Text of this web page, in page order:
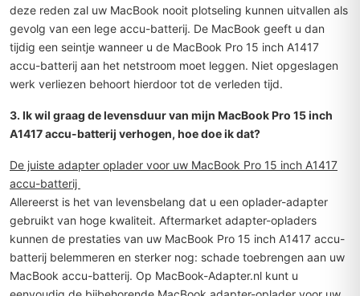
deze reden zal uw MacBook nooit plotseling kunnen uitvallen als
gevolg van een lege accu-batterij. De MacBook geeft u dan
tijdig een seintje wanneer u de MacBook Pro 15 inch A1417
accu-batterij aan het netstroom moet leggen. Niet opgeslagen
werk verliezen behoort hierdoor tot de verleden tijd.
3. Ik wil graag de levensduur van mijn MacBook Pro 15 inch
A1417 accu-batterij verhogen, hoe doe ik dat?
De juiste adapter oplader voor uw MacBook Pro 15 inch A1417
accu-batterij
Allereerst is het van levensbelang dat u een oplader-adapter
gebruikt van hoge kwaliteit. Aftermarket adapter-opladers
kunnen de prestaties van uw MacBook Pro 15 inch A1417 accu-
batterij belemmeren en sterker nog: schade toebrengen aan uw
MacBook accu-batterij. Op MacBook-Adapter.nl kunt u